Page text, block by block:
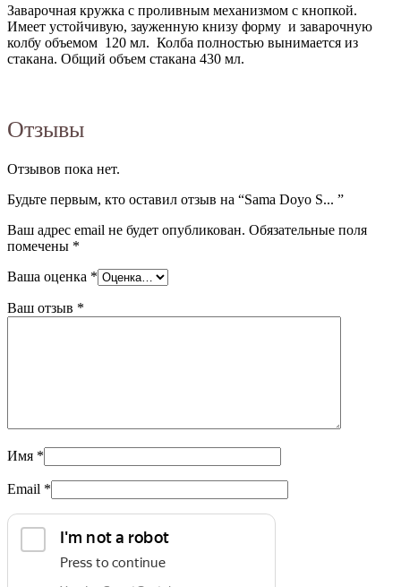
Заварочная кружка с проливным механизмом с кнопкой.
Имеет устойчивую, зауженную книзу форму и заварочную
колбу объемом 120 мл. Колба полностью вынимается из
стакана. Общий объем стакана 430 мл.
Отзывы
Отзывов пока нет.
Будьте первым, кто оставил отзыв на “Sama Doyo S... ”
Ваш адрес email не будет опубликован. Обязательные поля
помечены *
Ваша оценка *
Ваш отзыв *
Имя *
Email *